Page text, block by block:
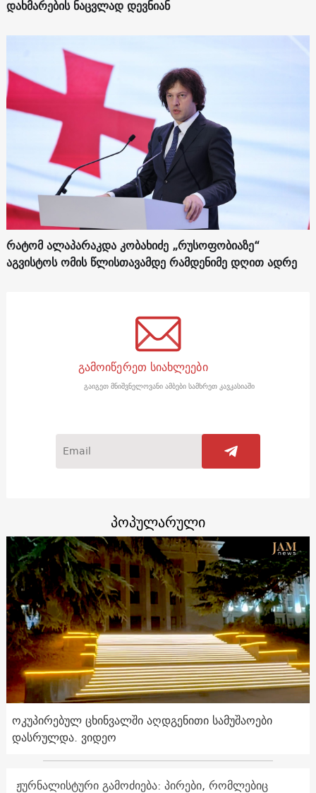
დახმარების ნაცვლად დევნიან
რატომ ალაპარაკდა კობახიძე „რუსოფობიაზე“
აგვისტოს ომის წლისთავამდე რამდენიმე დღით ადრე
გამოიწერეთ სიახლეები
გაიგეთ მნიშვნელოვანი ამბები სამხრეთ კავკასიაში
პოპულარული
ოკუპირებულ ცხინვალში აღდგენითი სამუშაოები
დასრულდა. ვიდეო
ჟურნალისტური გამოძიება: პირები, რომლებიც